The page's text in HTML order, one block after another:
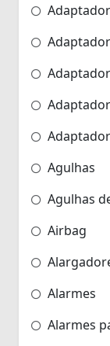
Agulhas
Agulhas
Airbag
Alarmes
Alarmes